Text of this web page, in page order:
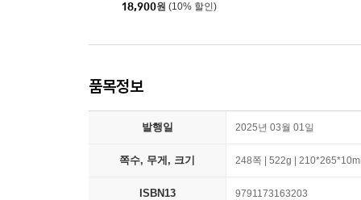
18,900원 (10% 할인)
품목정보
발행일 2025년 03월 01일
쪽수, 무게, 크기 248쪽 | 522g |
ISBN13 9791173163203